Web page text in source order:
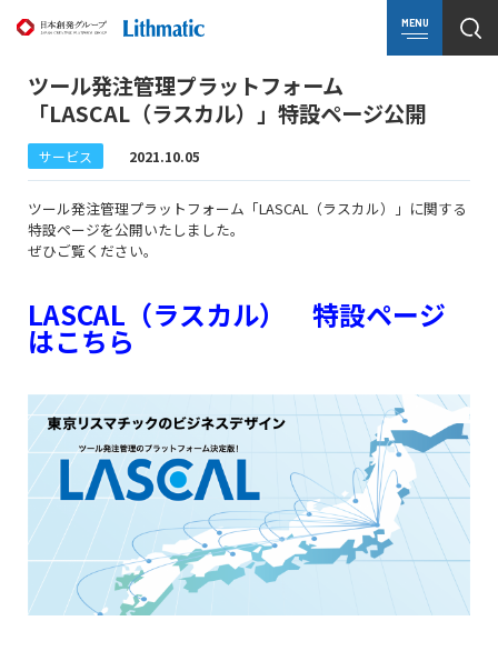
MENU
ツール発注管理プラットフォーム
「LASCAL（ラスカル）」特設ページ公開
サービス 2021.10.05
ツール発注管理プラットフォーム「LASCAL（ラスカル）」に関する
特設ページを公開いたしました。
ぜひご覧ください。
LASCAL（ラスカル） 特設ページ
はこちら